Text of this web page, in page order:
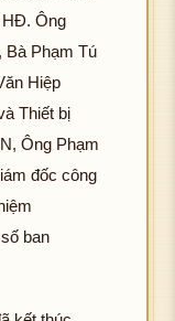
HĐ. Ông
Phạm Tú
Hiệp
Thiết bị
Ông Phạm
đốc công
ban